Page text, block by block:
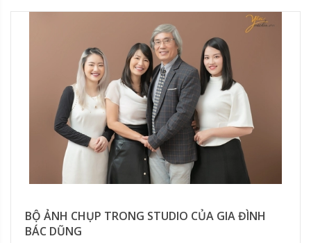
BỘ ẢNH CHỤP TRONG STUDIO CỦA GIA ĐÌNH
BÁC DŨNG